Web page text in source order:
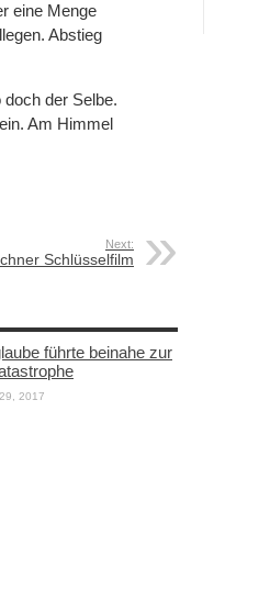
eine Menge
Abstieg
doch der Selbe.
Am Himmel
Next:
Schlüsselfilm
führte beinahe zur
2017